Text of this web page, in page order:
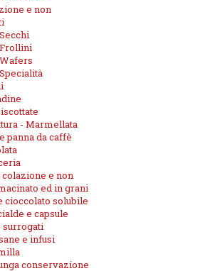
e non
Secchi
Frollini
Wafers
Specialità
- Marmellata
panna da caffè
e non
ed in grani
cioccolato solubile
e capsule
surrogati
e infusi
conservazione